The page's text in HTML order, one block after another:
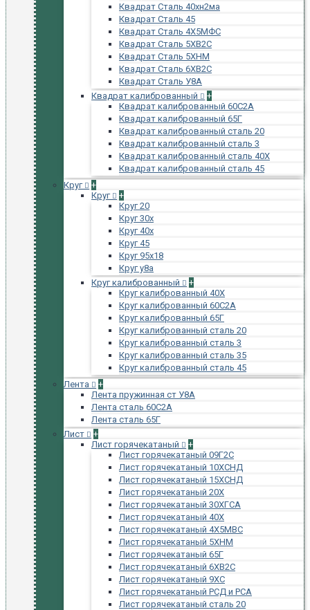
Квадрат Сталь 40хн2ма
Квадрат Сталь 45
Квадрат Сталь 4Х5МФС
Квадрат Сталь 5ХВ2С
Квадрат Сталь 5ХНМ
Квадрат Сталь 6ХВ2С
Квадрат Сталь У8А
Квадрат калиброванный
+
Квадрат калиброванный 60С2А
Квадрат калиброванный 65Г
Квадрат калиброванный сталь 20
Квадрат калиброванный сталь 3
Квадрат калиброванный сталь 40Х
Квадрат калиброванный сталь 45
Круг
+
Круг
+
Круг 20
Круг 30х
Круг 40х
Круг 45
Круг 95х18
Круг у8а
Круг калиброванный
+
Круг калиброванный 40Х
Круг калиброванный 60С2А
Круг калиброванный 65Г
Круг калиброванный сталь 20
Круг калиброванный сталь 3
Круг калиброванный сталь 35
Круг калиброванный сталь 45
Лента
+
Лента пружинная ст У8А
Лента сталь 60С2А
Лента сталь 65Г
Лист
+
Лист горячекатаный
+
Лист горячекатаный 09Г2С
Лист горячекатаный 10ХСНД
Лист горячекатаный 15ХСНД
Лист горячекатаный 20Х
Лист горячекатаный 30ХГСА
Лист горячекатаный 40Х
Лист горячекатаный 4Х5МВС
Лист горячекатаный 5ХНМ
Лист горячекатаный 65Г
Лист горячекатаный 6ХВ2С
Лист горячекатаный 9ХС
Лист горячекатаный РСД и РСА
Лист горячекатаный сталь 20